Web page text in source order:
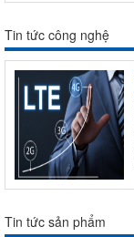
Tin tức công nghệ
Tin tức sản phẩm